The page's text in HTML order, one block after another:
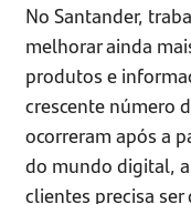
No Santander,
melhorar ainda
produtos e
crescente número
ocorreram após a
do mundo digital,
clientes precisa